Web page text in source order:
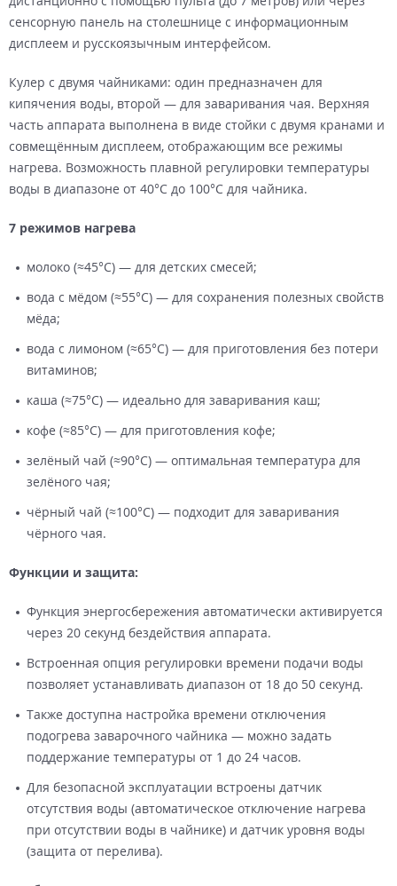
сенсорную панель на столешнице с информационным
дисплеем и русскоязычным интерфейсом.
Кулер с двумя чайниками: один предназначен для
кипячения воды, второй — для заваривания чая. Верхняя
часть аппарата выполнена в виде стойки с двумя кранами и
совмещённым дисплеем, отображающим все режимы
нагрева. Возможность плавной регулировки температуры
воды в диапазоне от 40°С до 100°С для чайника.
7 режимов нагрева
молоко (≈45°С) — для детских смесей;
вода с мёдом (≈55°С) — для сохранения полезных свойств
мёда;
вода с лимоном (≈65°С) — для приготовления без потери
витаминов;
каша (≈75°С) — идеально для заваривания каш;
кофе (≈85°С) — для приготовления кофе;
зелёный чай (≈90°С) — оптимальная температура для
зелёного чая;
чёрный чай (≈100°С) — подходит для заваривания
чёрного чая.
Функции и защита:
Функция энергосбережения автоматически активируется
через 20 секунд бездействия аппарата.
Встроенная опция регулировки времени подачи воды
позволяет устанавливать диапазон от 18 до 50 секунд.
Также доступна настройка времени отключения
подогрева заварочного чайника — можно задать
поддержание температуры от 1 до 24 часов.
Для безопасной эксплуатации встроены датчик
отсутствия воды (автоматическое отключение нагрева
при отсутствии воды в чайнике) и датчик уровня воды
(защита от перелива).